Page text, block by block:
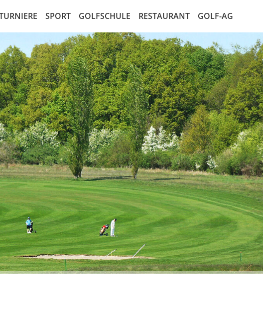
18-Loch
9-Loch
regulär
Startzeiten
Turnierkalender
Startlisten
Ergebnislisten
Matchplay
Wettspielbedingungen
Wettspielleitung
RPR Runden
SPORT
Mannschaften
Jugend
LadiesGolf
SeMiGo
Gents
GOLFSCHULE
Golf entdecken
Kurse
Golf Schnupperkurs
RESTAURANT GOLF-AG
Die AG
Der Aktionär
Marktplatz für Aktien
Satzung der AG
AG Recht